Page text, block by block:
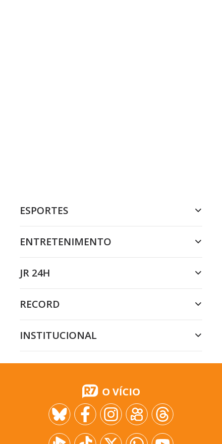
ESPORTES
ENTRETENIMENTO
JR 24H
RECORD
INSTITUCIONAL
O VÍCIO